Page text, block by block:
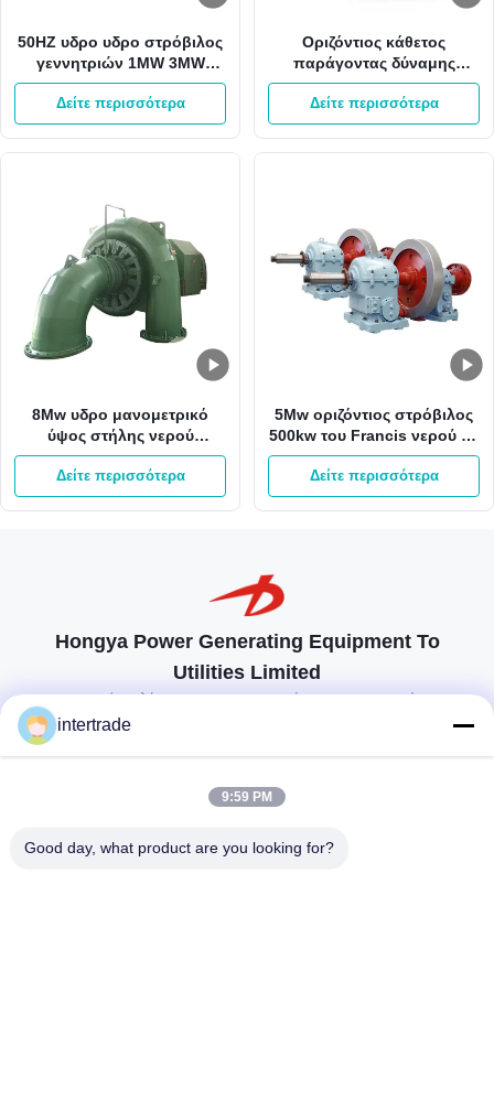
50HZ υδρο υδρο στρόβιλος
γεννητριών 1MW 3MW
Pelton Francis δύναμης
Δείτε περισσότερα
Οριζόντιος κάθετος
παράγοντας δύναμης
γεννητριών 2000kw 0,8
υδροηλεκτρικής ενέργειας
Δείτε περισσότερα
8Mw υδρο μανομετρικό
ύψος στήλης νερού
στροβίλων 800kw του
Francis 65m γεννήτρια
τουρμπίνας του Francis
Δείτε περισσότερα
5Mw οριζόντιος στρόβιλος
500kw του Francis νερού με
το δρομέα ανοξείδωτου
Δείτε περισσότερα
Hongya Power Generating Equipment To
Utilities Limited
προσαρμοσμένες λύσεις για να ανταποκρίνονται στις απαιτήσεις των
86-28-37561966-8:00
intertrade
9:59 PM
Good day, what product are you looking for?